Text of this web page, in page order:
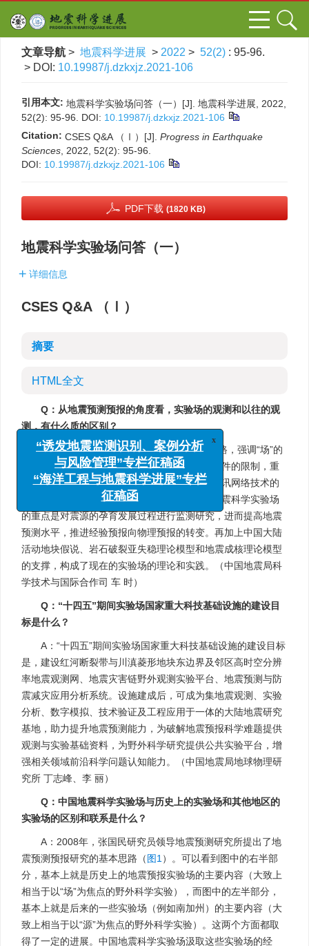
文章导航 > 地震科学进展 > 2022 > 52(2) : 95-96.
> DOI: 10.19987/j.dzkxjz.2021-106
引用本文: 地震科学实验场问答（一）[J]. 地震科学进展, 2022,
52(2): 95-96. DOI: 10.19987/j.dzkxjz.2021-106
Citation: CSES Q&A （Ⅰ）[J]. Progress in Earthquake
Sciences , 2022, 52(2): 95-96.
DOI: 10.19987/j.dzkxjz.2021-106
PDF下载 (1820 KB)
地震科学实验场问答（一）
详细信息
CSES Q&A （Ⅰ）
摘要
HTML全文
Q：从地震预测预报的角度看，实验场的观测和以往的观
测，有什么质的区别？
A：中国的地震预报思路是“场源结合”的思路，强调“场”的
动态监测和“源”的过程追踪。过去由于各方面条件的限制，重
点在“场”的动态监测。今天，随着传感技术、通讯网络技术的
进步，实现对“源”过程的追踪成为可能。中国地震科学实验场
的重点是对震源的孕育发展过程进行监测研究，进而提高地震
预测水平，推进经验预报向物理预报的转变。再加上中国大陆
活动地块假说、岩石破裂亚失稳理论模型和地震成核理论模型
的支撑，构成了现在的实验场的理论和实践。（中国地震局科
学技术与国际合作司 车 时）
Q：“十四五”期间实验场国家重大科技基础设施的建设目
标是什么？
A：“十四五”期间实验场国家重大科技基础设施的建设目标
是，建设红河断裂带与川滇菱形地块东边界及邻区高时空分辨
率地震观测网、地震灾害链野外观测实验平台、地震预测与防
震减灾应用分析系统。设施建成后，可成为集地震观测、实验
分析、数字模拟、技术验证及工程应用于一体的大陆地震研究
基地，助力提升地震预测能力，为破解地震预报科学难题提供
观测与实验基础资料，为野外科学研究提供公共实验平台，增
强相关领域前沿科学问题认知能力。（中国地震局地球物理研
究所 丁志峰、李 丽）
Q：中国地震科学实验场与历史上的实验场和其他地区的
实验场的区别和联系是什么？
A：2008年，张国民研究员领导地震预测研究所提出了地
震预测预报研究的基本思路（图1 ）。可以看到图中的右半部
分，基本上就是历史上的地震预报实验场的主要内容（大致上
相当于以“场”为焦点的野外科学实验），而图中的左半部分，
基本上就是后来的一些实验场（例如南加州）的主要内容（大
致上相当于以“源”为焦点的野外科学实验）。这两个方面都取
得了一定的进展。中国地震科学实验场汲取这些实验场的经
“诱发地震监测识别、案例分析
与风险管理”专栏征稿函
“海洋工程与地震科学进展”专栏
征稿函